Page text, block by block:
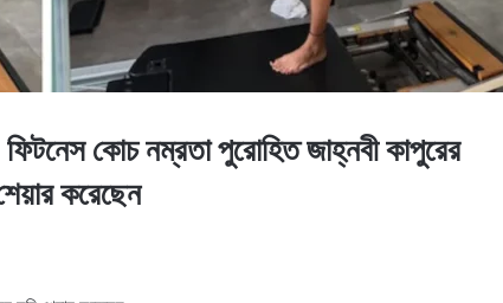
কোচ নম্রতা পুরোহিত জাহ্নবী কাপুরের
করেছেন